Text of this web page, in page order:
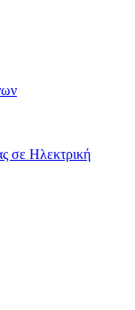
σε Ηλεκτρική